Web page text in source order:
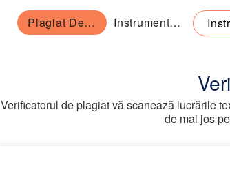
Plagiat Detector Instrument de parafrazare
Verificatorul de plagiat vă scanează lucrările
de mai jos